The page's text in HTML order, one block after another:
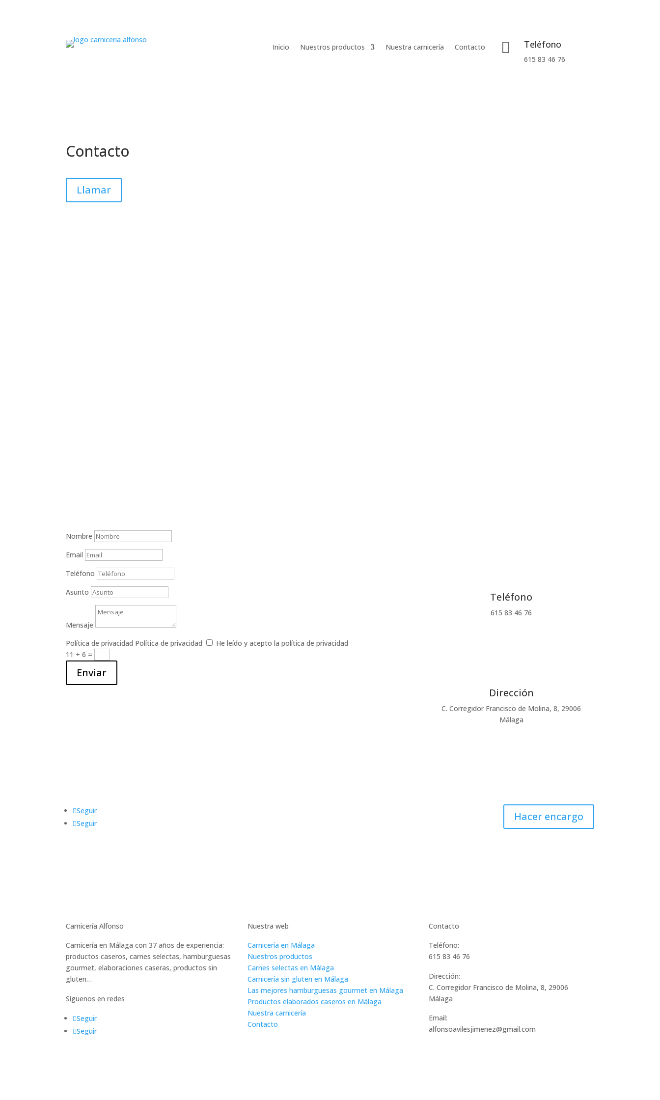
Inicio Nuestros productos Nuestra carnicería Contacto  Teléfono
615 83 46 76
Contacto
Llamar
Nombre
Email
Teléfono
Asunto
Mensaje
Política de privacidad Política de privacidad
He leído y acepto la política de privacidad
11 + 6 =
Enviar
Teléfono
615 83 46 76
Dirección
C. Corregidor Francisco de Molina, 8, 29006
Málaga
Seguir
Seguir
Hacer encargo
Carnicería Alfonso
Carnicería en Málaga con 37 años de experiencia:
productos caseros, carnes selectas, hamburguesas
gourmet, elaboraciones caseras, productos sin
gluten…
Síguenos en redes
Seguir
Seguir
Nuestra web
Carnicería en Málaga
Nuestros productos
Carnes selectas en Málaga
Carnicería sin gluten en Málaga
Las mejores hamburguesas gourmet en Málaga
Productos elaborados caseros en Málaga
Nuestra carnicería
Contacto
Contacto
Teléfono:
615 83 46 76
Dirección:
C. Corregidor Francisco de Molina, 8, 29006
Málaga
Email:
alfonsoavilesjimenez@gmail.com